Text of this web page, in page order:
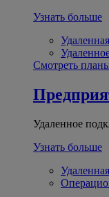
Узнать больше
Смотреть
Удаленное
Узнать больше